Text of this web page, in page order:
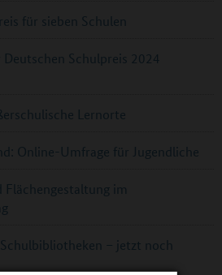
für sieben Schulen
Schulpreis 2024
Lernorte
Online-Umfrage für Jugendliche
Flächengestaltung im
– jetzt noch